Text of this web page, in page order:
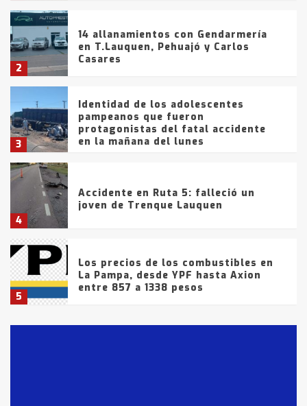
2
14 allanamientos con Gendarmería
en T.Lauquen, Pehuajó y Carlos
Casares
3
Identidad de los adolescentes
pampeanos que fueron
protagonistas del fatal accidente
en la mañana del lunes
4
Accidente en Ruta 5: falleció un
joven de Trenque Lauquen
5
Los precios de los combustibles en
La Pampa, desde YPF hasta Axion
entre 857 a 1338 pesos